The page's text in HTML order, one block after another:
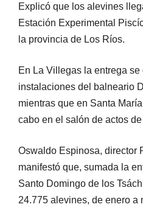
Explicó que los alevines
Estación Experimental
la provincia de Los Ríos.
En La Villegas la entrega se
instalaciones del balneario
mientras que en Santa
cabo en el salón de actos
Oswaldo Espinosa, director
manifestó que, sumada la
Santo Domingo de los
24.775 alevines, de enero a